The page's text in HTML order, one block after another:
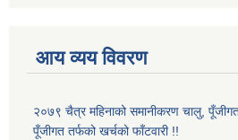
आय व्यय विवरण
२०७९ चैत्र महिनाको समानीकरण चालु,
पूँजीगत तर्फको खर्चको फाँटवारी !!